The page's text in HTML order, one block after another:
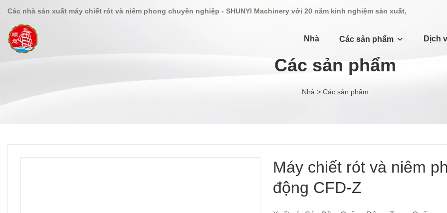
Các nhà sản xuất máy chiết rót và niêm phong chuyên nghiệp - SHUNYI Machinery với 20 năm kinh nghiệm sản xuất,
Nhà Các sản phẩm Dịch
Các sản phẩm
Nhà > Các sản phẩm
Máy chiết rót và niêm
động CFD-Z